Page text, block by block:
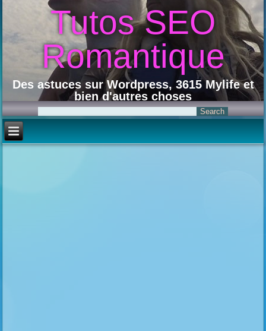
Tutos SEO
Romantique
Des astuces sur Wordpress, 3615 Mylife et
bien d'autres choses